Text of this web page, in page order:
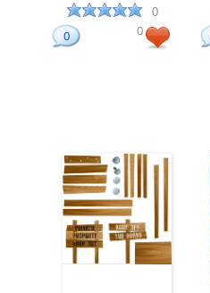
0
0 0